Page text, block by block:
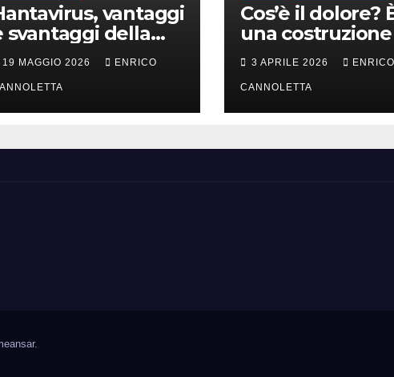
vantaggi
svantaggi della
incubazione
19 MAGGIO 2026 ENRICO
Cos’è il dolore?
una
cervello
3 APRILE 2026 ENRICO
CANNOLETTA
.